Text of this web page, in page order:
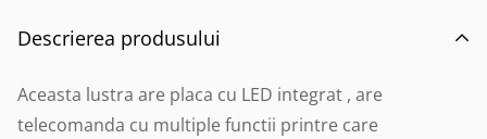
Descrierea produsului
Aceasta lustra are placa cu LED integrat , are
telecomanda cu multiple functii printre care